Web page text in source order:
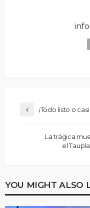
¡Todo listo o
La trágica
el
YOU MIGHT ALSO